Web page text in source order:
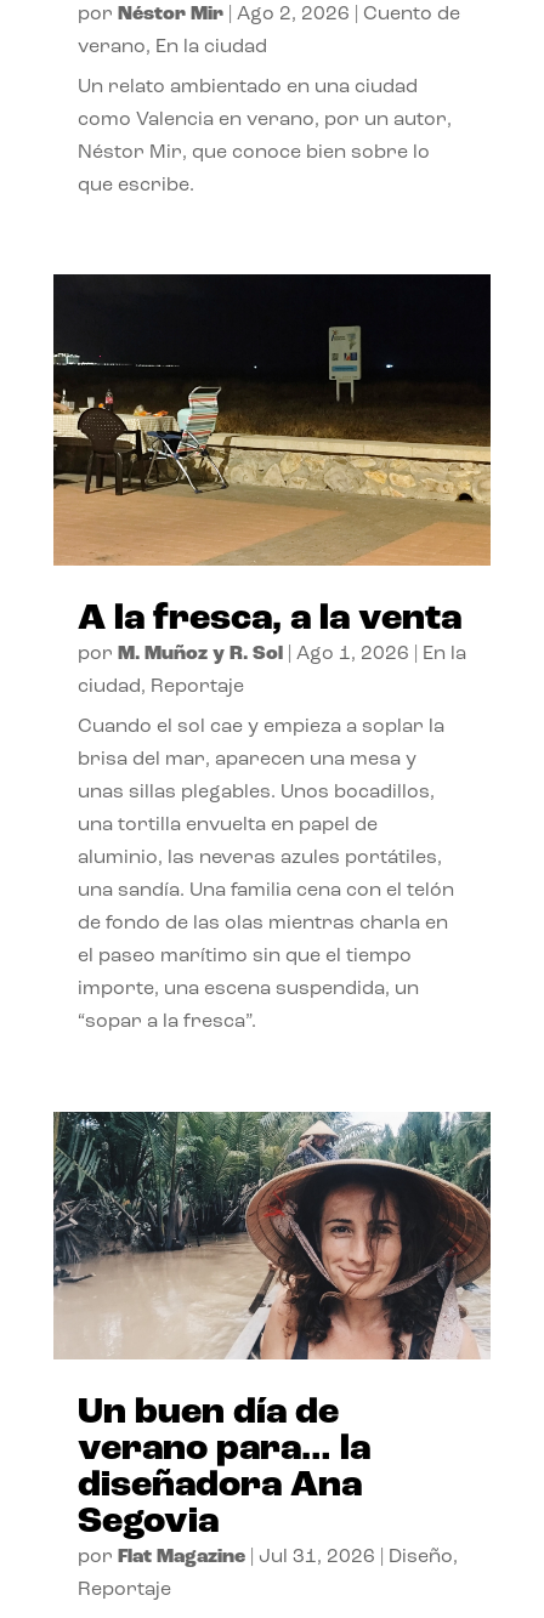
por Néstor Mir| Ago 2, 2026
Cuento de
verano, En la ciudad
Un relato ambientado en una ciudad
como Valencia en verano, por un autor,
Néstor Mir, que conoce bien sobre lo
que escribe.
A la fresca, a la venta
por M. Muñoz y R. Sol| Ago 1, 2026
En la
ciudad, Reportaje
Cuando el sol cae y empieza a soplar la
brisa del mar, aparecen una mesa y
unas sillas plegables. Unos bocadillos,
una tortilla envuelta en papel de
aluminio, las neveras azules portátiles,
una sandía. Una familia cena con el telón
de fondo de las olas mientras charla en
el paseo marítimo sin que el tiempo
importe, una escena suspendida, un
“sopar a la fresca”.
Un buen día de
verano para… la
diseñadora Ana
Segovia
por Flat Magazine| Jul 31, 2026 Diseño,
Reportaje